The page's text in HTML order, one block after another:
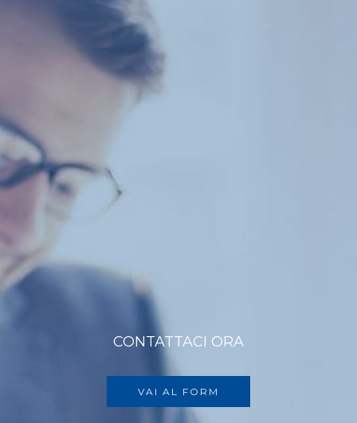
CONTATTACI ORA
VAI AL FORM